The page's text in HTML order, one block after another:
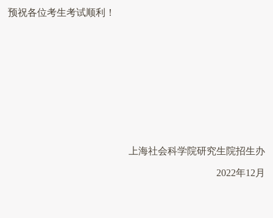
预祝各位考生考试顺利！
上海社会科学院研究生院招生办
2022年12 月